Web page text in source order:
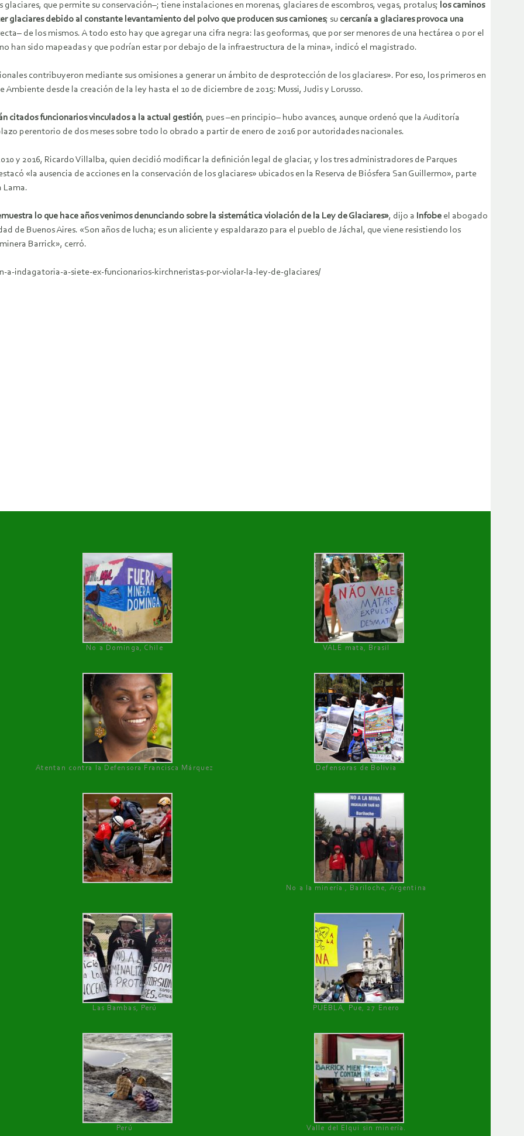
que permite su conservación–; tiene instalaciones en morenas, glaciares de escombros, vegas, protalus; los caminos
glaciares debido al constante levantamiento del polvo que producen sus camiones; su cercanía a glaciares provoca una
de los mismos. A todo esto hay que agregar una cifra negra: las geoformas, que por ser menores de una hectárea o por el
han sido mapeadas y que podrían estar por debajo de la infraestructura de la mina», indicó el magistrado.
contribuyeron mediante sus omisiones a generar un ámbito de desprotección de los glaciares». Por eso, los primeros en
desde la creación de la ley hasta el 10 de diciembre de 2015: Mussi, Judis y Lorusso.
citados funcionarios vinculados a la actual gestión, pues –en principio– hubo avances, aunque ordenó que la Auditoría
perentorio de dos meses sobre todo lo obrado a partir de enero de 2016 por autoridades nacionales.
y 2016, Ricardo Villalba, quien decidió modificar la definición legal de glaciar, y los tres administradores de Parques
«la ausencia de acciones en la conservación de los glaciares» ubicados en la Reserva de Biósfera San Guillermo», parte
Lama.
lo que hace años venimos denunciando sobre la sistemática violación de la Ley de Glaciares», dijo a Infobe el abogado
de Buenos Aires. «Son años de lucha; es un aliciente y espaldarazo para el pueblo de Jáchal, que viene resistiendo los
Barrick», cerró.
indagatoria-a-siete-ex-funcionarios-kirchneristas-por-violar-la-ley-de-glaciares/
No a Dominga, Chile
VALE mata, Brasil
Atentan contra la Defensora Francisca Márquez Defensoras de Bolivia
No a la minería , Bariloche, Argentina
Las Bambas, Perú PUEBLA, Pue, 27 Enero
Perú Valle del Elqui sin minería.